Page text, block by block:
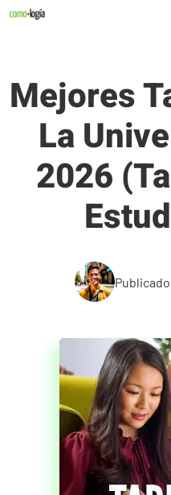
Saltar
Mejores
La
2026